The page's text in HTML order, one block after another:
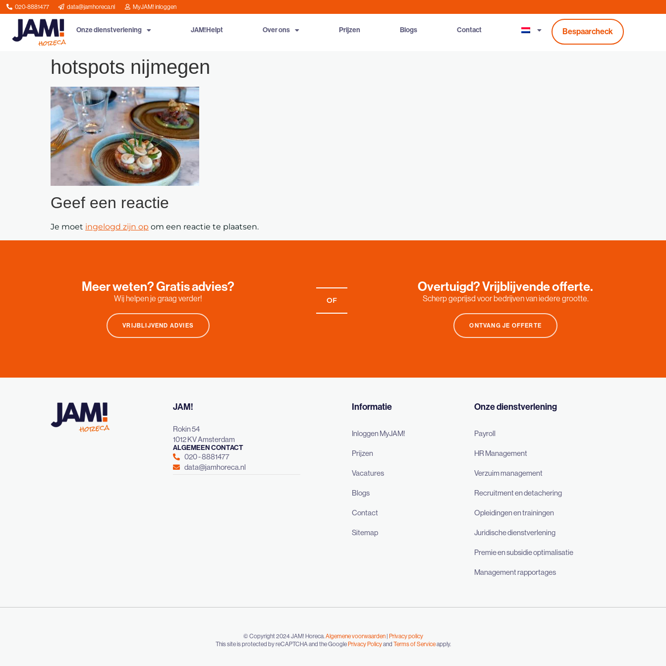
020-8881477 data@jamhoreca.nl MyJAM! inloggen
Onze dienstverlening JAM!Helpt Over ons Prijzen Blogs Contact Bespaarcheck
hotspots nijmegen
Geef een reactie
Je moet ingelogd zijn op om een reactie te plaatsen.
Meer weten? Gratis advies?
Wij helpen je graag verder!
VRIJBLIJVEND ADVIES
OF
Overtuigd? Vrijblijvende offerte.
Scherp geprijsd voor bedrijven van iedere grootte.
ONTVANG JE OFFERTE
JAM!
Rokin 54
1012 KV Amsterdam
ALGEMEEN CONTACT
020 - 8881477
data@jamhoreca.nl
Informatie
Inloggen MyJAM!
Prijzen
Vacatures
Blogs
Contact
Sitemap
Onze dienstverlening
Payroll
HR Management
Verzuim management
Recruitment en detachering
Opleidingen en trainingen
Juridische dienstverlening
Premie en subsidie optimalisatie
Management rapportages
© Copyright 2024 JAM! Horeca.Algemene voorwaarden| Privacy policy
This site is protected by reCAPTCHA and the Google Privacy Policyand Terms of Serviceapply.